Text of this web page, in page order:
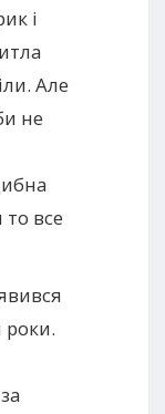
і
Але
не
все
роки.